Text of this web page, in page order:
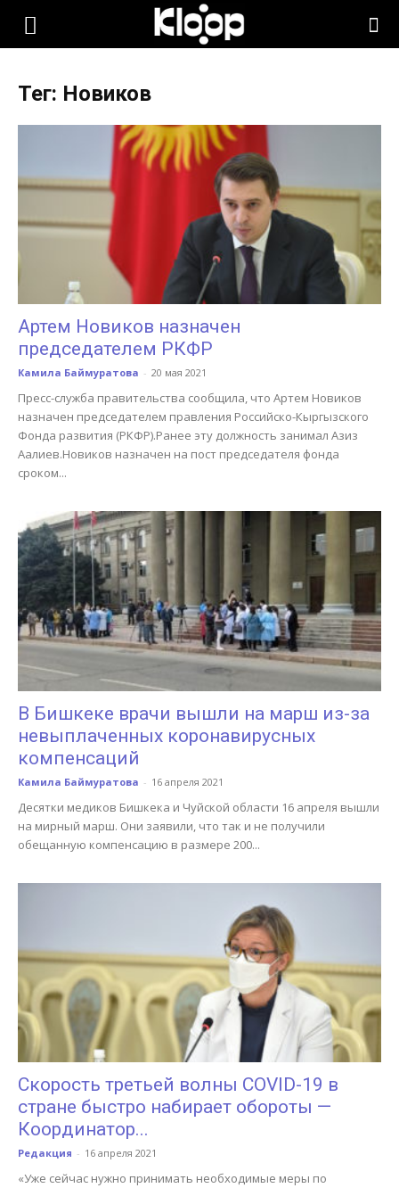
KLOOP.KG
Новости
Кыргызстана
Тег: Новиков
Артем Новиков назначен
председателем РКФР
Камила Баймуратова - 20 мая 2021
Пресс-служба правительства сообщила, что Артем Новиков
назначен председателем правления Российско-Кыргызского
Фонда развития (РКФР).Ранее эту должность занимал Азиз
Аалиев.Новиков назначен на пост председателя фонда
сроком...
В Бишкеке врачи вышли на марш из-за
невыплаченных коронавирусных
компенсаций
Камила Баймуратова - 16 апреля 2021
Десятки медиков Бишкека и Чуйской области 16 апреля вышли
на мирный марш. Они заявили, что так и не получили
обещанную компенсацию в размере 200...
Скорость третьей волны COVID-19 в
стране быстро набирает обороты —
Координатор...
Редакция - 16 апреля 2021
«Уже сейчас нужно принимать необходимые меры по